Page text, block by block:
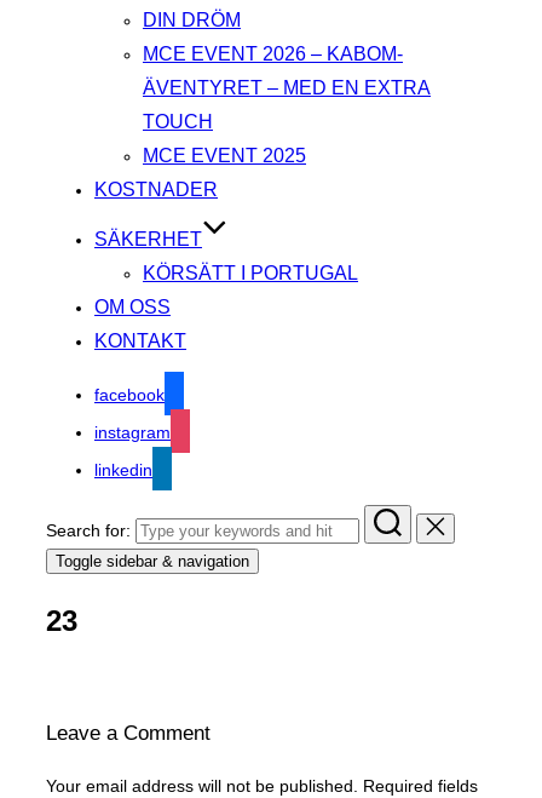
DIN DRÖM
MCE EVENT 2026 – KABOM-
ÄVENTYRET – MED EN EXTRA
TOUCH
MCE EVENT 2025
KOSTNADER
SÄKERHET
KÖRSÄTT I PORTUGAL
OM OSS
KONTAKT
facebook
instagram
linkedin
Search for:
Toggle sidebar & navigation
23
Leave a Comment
Your email address will not be published. Required fields